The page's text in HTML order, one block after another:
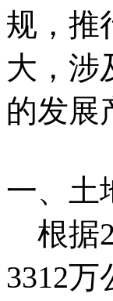
规，推
大，涉
的发展
一、土
根据
3312